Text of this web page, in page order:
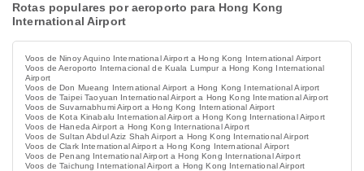
Rotas populares por aeroporto para Hong Kong
International Airport
Voos de Ninoy Aquino International Airport a Hong Kong International Airport
Voos de Aeroporto Internacional de Kuala Lumpur a Hong Kong International
Airport
Voos de Don Mueang International Airport a Hong Kong International Airport
Voos de Taipei Taoyuan International Airport a Hong Kong International Airport
Voos de Suvarnabhumi Airport a Hong Kong International Airport
Voos de Kota Kinabalu International Airport a Hong Kong International Airport
Voos de Haneda Airport a Hong Kong International Airport
Voos de Sultan Abdul Aziz Shah Airport a Hong Kong International Airport
Voos de Clark International Airport a Hong Kong International Airport
Voos de Penang International Airport a Hong Kong International Airport
Voos de Taichung International Airport a Hong Kong International Airport